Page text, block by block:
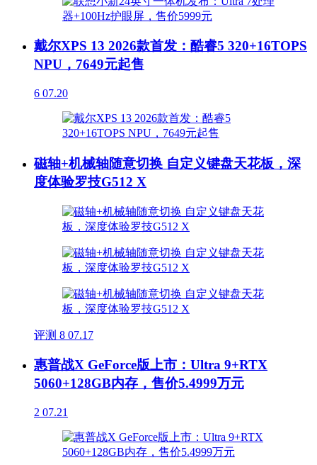
戴尔XPS 13 2026款首发：酷睿5 320+16TOPS
NPU，7649元起售
6 07.20
磁轴+机械轴随意切换 自定义键盘天花板，深
度体验罗技G512 X
评测 8 07.17
惠普战X GeForce版上市：Ultra 9+RTX
5060+128GB内存，售价5.4999万元
2 07.21